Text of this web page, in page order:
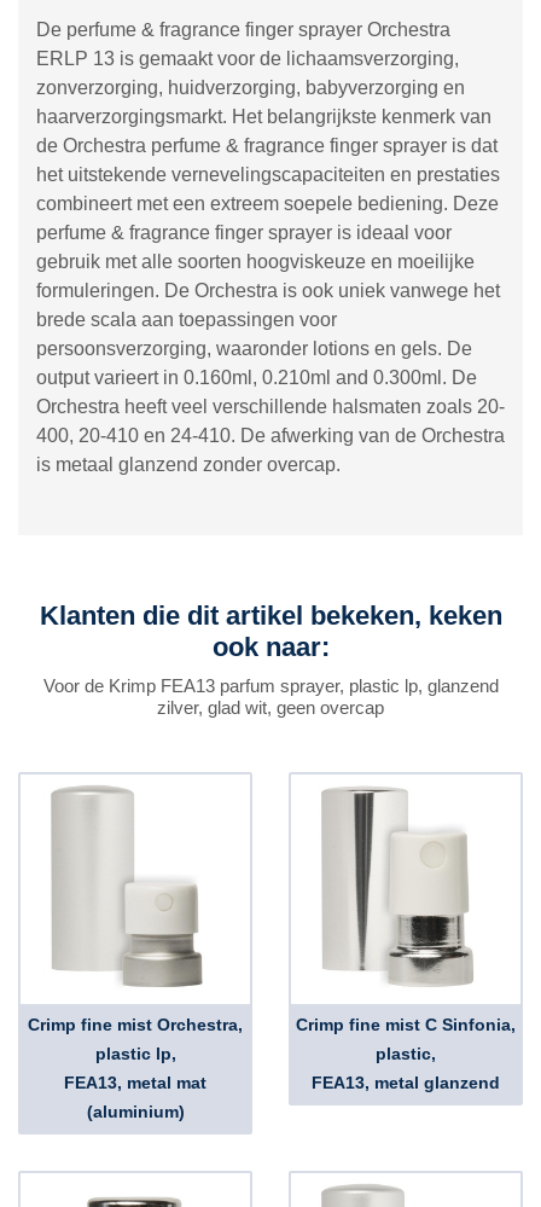
De perfume & fragrance finger sprayer Orchestra
ERLP 13 is gemaakt voor de lichaamsverzorging,
zonverzorging, huidverzorging, babyverzorging en
haarverzorgingsmarkt. Het belangrijkste kenmerk van
de Orchestra perfume & fragrance finger sprayer is dat
het uitstekende vernevelingscapaciteiten en prestaties
combineert met een extreem soepele bediening. Deze
perfume & fragrance finger sprayer is ideaal voor
gebruik met alle soorten hoogviskeuze en moeilijke
formuleringen. De Orchestra is ook uniek vanwege het
brede scala aan toepassingen voor
persoonsverzorging, waaronder lotions en gels. De
output varieert in 0.160ml, 0.210ml and 0.300ml. De
Orchestra heeft veel verschillende halsmaten zoals 20-
400, 20-410 en 24-410. De afwerking van de Orchestra
is metaal glanzend zonder overcap.
Klanten die dit artikel bekeken, keken
ook naar:
Voor de Krimp FEA13 parfum sprayer, plastic lp, glanzend
zilver, glad wit, geen overcap
Crimp fine mist Orchestra,
plastic lp,
FEA13, metal mat
(aluminium)
Crimp fine mist C Sinfonia,
plastic,
FEA13, metal glanzend